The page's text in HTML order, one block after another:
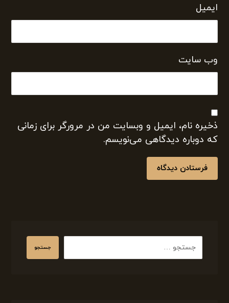
ایمیل
وب‌ سایت
ذخیره نام، ایمیل و وبسایت من در مرورگر برای زمانی
که دوباره دیدگاهی می‌نویسم.
فرستادن دیدگاه
جستجو